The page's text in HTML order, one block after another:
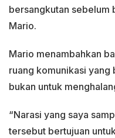
bersangkutan sebelum
Mario.
Mario menambahkan
ruang komunikasi yang
bukan untuk
“Narasi yang saya
tersebut bertujuan